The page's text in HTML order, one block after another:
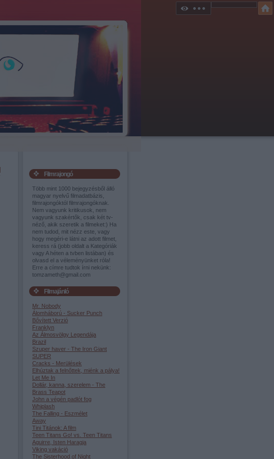
Filmrajongó
Több mint 1000 bejegyzésből álló
magyar nyelvű filmadatbázis,
filmrajongóktól filmrajongóknak.
Nem vagyunk kritikusok, nem
vagyunk szakértők, csak két tv-
néző, akik szeretik a filmeket:) Ha
nem tudod, mit nézz este, vagy
hogy megéri-e látni az adott filmet,
keress rá (jobb oldalt a Kategóriák
vagy A héten a tvben listában) és
olvasd el a véleményünket róla!
Erre a címre tudtok írni nekünk:
tomzameth@gmail.com
Filmajánló
Mr. Nobody
Álomháború - Sucker Punch
Bővített Verzió
Franklyn
Az Álmosvölgy Legendája
Brazil
Szuper haver - The Iron Giant
SUPER
Cracks - Merülések
Elhúztak a felnőttek, miénk a pálya!
Let Me In
Dollár, kanna, szerelem - The
Brass Teapot
John a végén padlót fog
Whiplash
The Falling - Eszmélet
Away
Tini Titánok: A film
Teen Titans Go! vs. Teen Titans
Aguirre, Isten Haragja
Viking vakáció
The Sisterhood of Night